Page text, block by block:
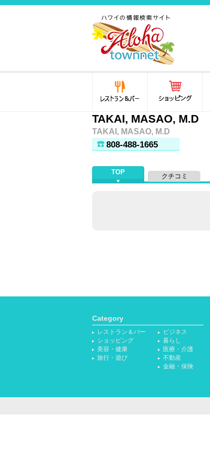
法律から運転免許証まで情
報が満載！
レストラン＆バー ショッピング
TAKAI, MASAO, M.D
TAKAI, MASAO, M.D
808-488-1665
TOP
クチコミ
Category
レストラン＆バー
ショッピング
美容・健康
旅行・遊び
ビジネス
暮らし
医療・介護
不動産
金融・保険